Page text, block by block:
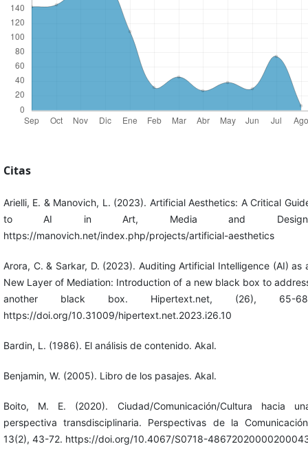
Citas
Arielli, E. & Manovich, L. (2023). Artificial Aesthetics: A Critical
to AI in Art, Media and
https://manovich.net/index.php/projects/artificial-aesthetics
Arora, C. & Sarkar, D. (2023). Auditing Artificial Intelligence (AI) as
New Layer of Mediation: Introduction of a new black box to
another black box. Hipertext.net, (26), 65-
https://doi.org/10.31009/hipertext.net.2023.i26.10
Bardin, L. (1986). El análisis de contenido. Akal.
Benjamin, W. (2005). Libro de los pasajes. Akal.
Boito, M. E. (2020). Ciudad/Comunicación/Cultura hacia
perspectiva transdisciplinaria. Perspectivas de la
13(2), 43-72. https://doi.org/10.4067/S0718-